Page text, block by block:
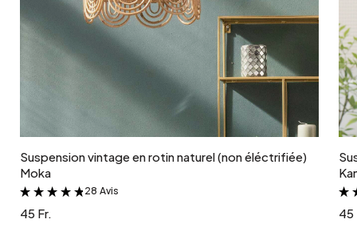
Ajouter au panier
Suspension vintage en rotin naturel (non éléctrifiée)
Moka
&
28 Avis
45 Fr. 45